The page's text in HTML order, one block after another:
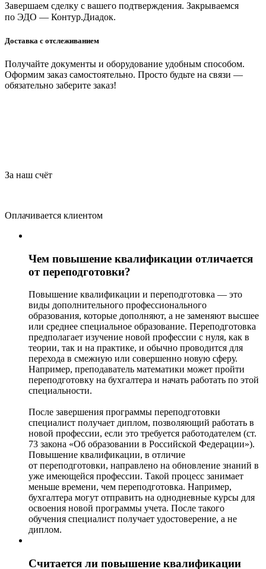
Завершаем сделку с вашего подтверждения. Закрываемся
по ЭДО — Контур.Диадок.
Доставка с отслеживанием
Получайте документы и оборудование удобным способом.
Оформим заказ самостоятельно. Просто будьте на связи —
обязательно заберите заказ!
За наш счёт
Оплачивается клиентом
Чем повышение квалификации отличается
от переподготовки?
Повышение квалификации и переподготовка — это
виды дополнительного профессионального
образования, которые дополняют, а не заменяют высшее
или среднее специальное образование. Переподготовка
предполагает изучение новой профессии с нуля, как в
теории, так и на практике, и обычно проводится для
перехода в смежную или совершенно новую сферу.
Например, преподаватель математики может пройти
переподготовку на бухгалтера и начать работать по этой
специальности.
После завершения программы переподготовки
специалист получает диплом, позволяющий работать в
новой профессии, если это требуется работодателем (ст.
73 закона «Об образовании в Российской Федерации»).
Повышение квалификации, в отличие
от переподготовки, направлено на обновление знаний в
уже имеющейся профессии. Такой процесс занимает
меньше времени, чем переподготовка. Например,
бухгалтера могут отправить на однодневные курсы для
освоения новой программы учета. После такого
обучения специалист получает удостоверение, а не
диплом.
Считается ли повышение квалификации